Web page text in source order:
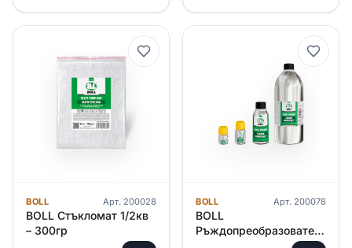
BOLL Арт. 200028
BOLL Стъкломат 1/2кв
– 300гр
BOLL Арт. 200078
BOLL
Ръждопреoбразовател